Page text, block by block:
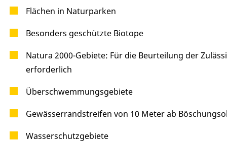
Flächen in Naturparken
Besonders geschützte Biotope
Natura 2000-Gebiete: Für die Beurteilung der
erforderlich
Überschwemmungsgebiete
Gewässerrandstreifen von 10 Meter ab
Wasserschutzgebiete